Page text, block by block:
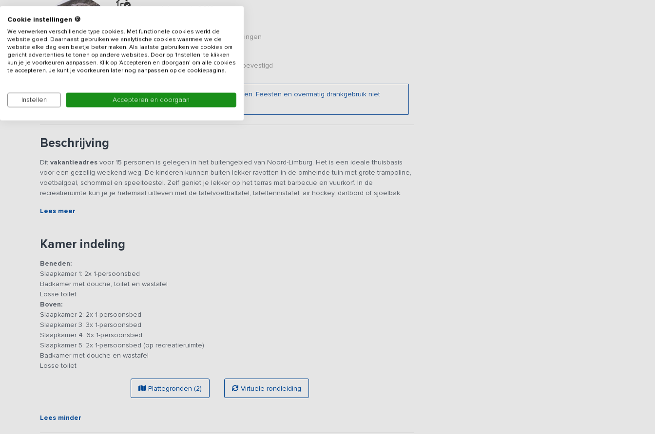
Aangesloten sinds2018
Een9.8op basis van69 beoordelingen
Veilig & vertrouwd
Gegevens van de verhuurder zijn bevestigd
Deze accommodatie wordt niet verhuurd aan jongerengroepen. Feesten en overmatig drankgebruik niet
toegestaan.
Beschrijving
Dit vakantieadres voor 15 personen is gelegen in het buitengebied van Noord-Limburg. Het is een ideale thuisbasis
voor een gezellig weekend weg. De kinderen kunnen buiten lekker ravotten in de omheinde tuin met grote trampoline,
voetbalgoal, schommel en speeltoestel. Zelf geniet je lekker op het terras met barbecue en vuurkorf. In de
recreatieruimte kun je je helemaal uitleven met de tafelvoetbaltafel, tafeltennistafel, air hockey, dartbord of sjoelbak.
De accommodatie is voorzien van een ruime L-vormige leefruimte (80 m2) met zitgedeelte, eetgedeelte, volledig
verdieping bevinden zich de andere slaapkamers, badkamer, losse toilet en recreatieruimte inclusief twee bedden.
De omgeving biedt volop mogelijkheden voor actieve uitstapjes. Fietsen en wandelen langs de maas, de rozenvelden,
door de bossen of heide behoort tot de mogelijkheden. Ervaar de pracht van het nabij gelegen Nationaal Park De
Maasduinen. In de buurt bevinden zich verder diverse attracties zoals Toverland in Sevenum, het oorlogsmuseum in
Overloon en een subtropisch zwemparadijs.
Lees meer
Kamer indeling
Beneden:
Slaapkamer 1: 2x 1-persoonsbed
Badkamer met douche, toilet en wastafel
Losse toilet
Boven:
Slaapkamer 2: 2x 1-persoonsbed
Slaapkamer 3: 3x 1-persoonsbed
Slaapkamer 4: 6x 1-persoonsbed
Slaapkamer 5: 2x 1-persoonsbed (op recreatieruimte)
Badkamer met douche en wastafel
Losse toilet
Plattegronden (2) Virtuele rondleiding
Lees minder
Cookie instellingen 🍪
We verwerken verschillende type cookies. Met functionele cookies werkt de
website goed. Daarnaast gebruiken we analytische cookies waarmee we de
website elke dag een beetje beter maken. Als laatste gebruiken we cookies om
gericht advertenties te tonen op andere websites. Door op 'Instellen' te klikken
kun je je voorkeuren aanpassen. Klik op 'Accepteren en doorgaan' om alle cookies
te accepteren. Je kunt je voorkeuren later nog aanpassen op de cookiepagina.
Instellen Accepteren en doorgaan